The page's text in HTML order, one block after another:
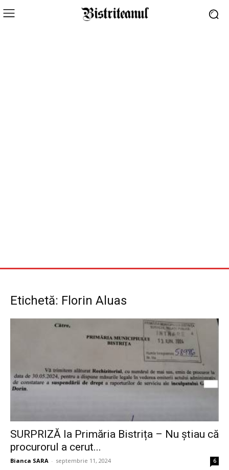
Etichetă: Florin Aluas
SURPRIZĂ la Primăria Bistrița – Nu știau că
procurorul a cerut...
Bianca SARA - septembrie 11, 2024 6